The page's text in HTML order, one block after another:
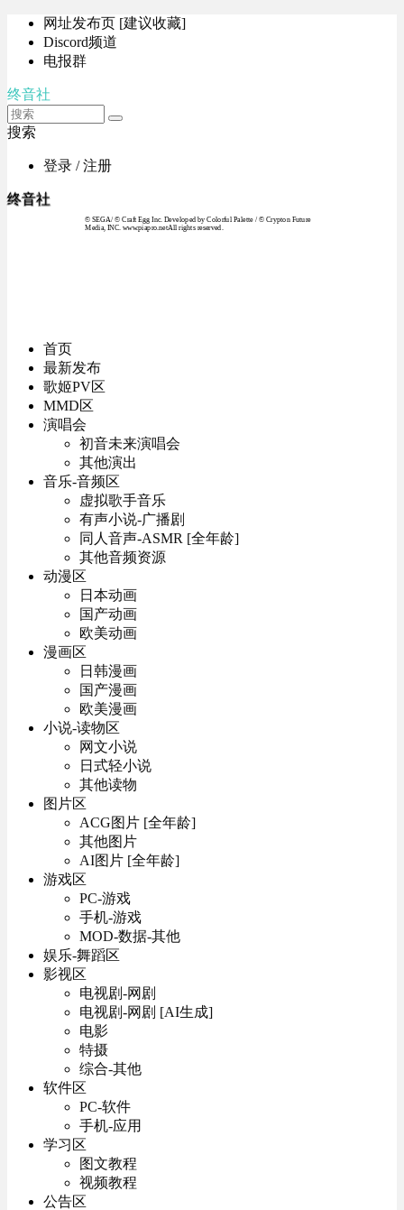
网址发布页 [建议收藏]
Discord频道
电报群
终音社
搜索
登录 / 注册
终音社
© SEGA / © Craft Egg Inc. Developed by Colorful Palette / © Crypton Future
Media, INC. www.piapro.netAll rights reserved.
首页
最新发布
歌姬PV区
MMD区
演唱会
初音未来演唱会
其他演出
音乐-音频区
虚拟歌手音乐
有声小说-广播剧
同人音声-ASMR [全年龄]
其他音频资源
动漫区
日本动画
国产动画
欧美动画
漫画区
日韩漫画
国产漫画
欧美漫画
小说-读物区
网文小说
日式轻小说
其他读物
图片区
ACG图片 [全年龄]
其他图片
AI图片 [全年龄]
游戏区
PC-游戏
手机-游戏
MOD-数据-其他
娱乐-舞蹈区
影视区
电视剧-网剧
电视剧-网剧 [AI生成]
电影
特摄
综合-其他
软件区
PC-软件
手机-应用
学习区
图文教程
视频教程
公告区